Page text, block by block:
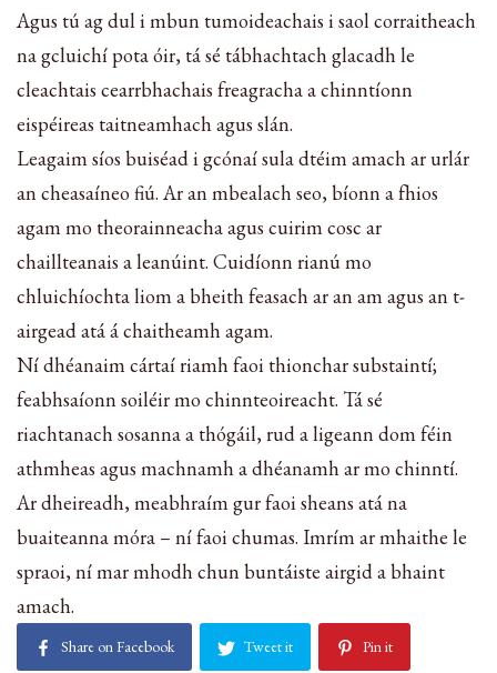
Agus tú ag dul i mbun tumoideachais i saol corraitheach
na gcluichí pota óir, tá sé tábhachtach glacadh le
cleachtais cearrbhachais freagracha a chinntíonn
eispéireas taitneamhach agus slán.
Leagaim síos buiséad i gcónaí sula dtéim amach ar urlár
an cheasaíneo fiú. Ar an mbealach seo, bíonn a fhios
agam mo theorainneacha agus cuirim cosc ar
chaillteanais a leanúint. Cuidíonn rianú mo
chluichíochta liom a bheith feasach ar an am agus an t-
airgead atá á chaitheamh agam.
Ní dhéanaim cártaí riamh faoi thionchar substaintí;
feabhsaíonn soiléir mo chinnteoireacht. Tá sé
riachtanach sosanna a thógáil, rud a ligeann dom féin
athmheas agus machnamh a dhéanamh ar mo chinntí.
Ar dheireadh, meabhraím gur faoi sheans atá na
buaiteanna móra – ní faoi chumas. Imrím ar mhaithe le
spraoi, ní mar mhodh chun buntáiste airgid a bhaint
amach.
Share on Facebook Tweet it Pin it